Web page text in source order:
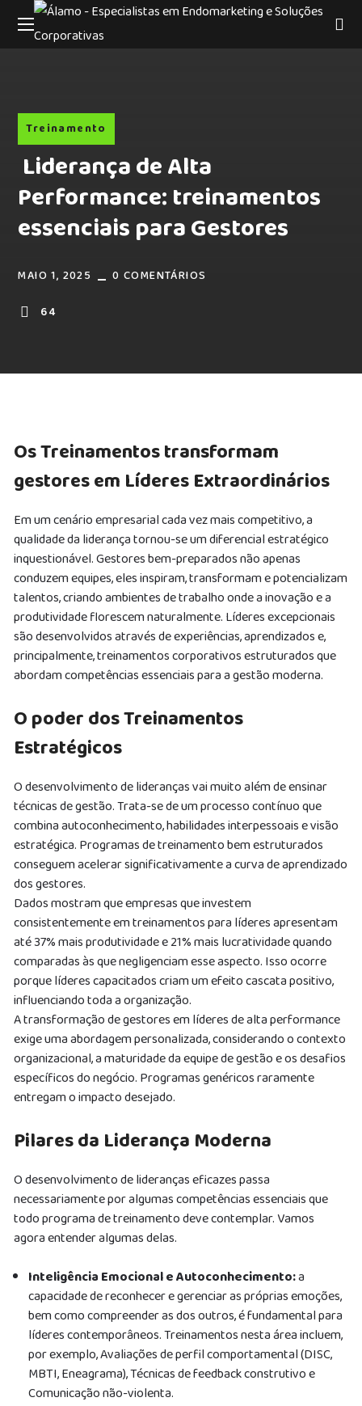
Treinamento
Liderança de Alta
Performance: treinamentos
essenciais para Gestores
MAIO 1, 2025
0 COMENTÁRIOS
64
Os Treinamentos transformam
gestores em Líderes Extraordinários
Em um cenário empresarial cada vez mais competitivo, a
qualidade da liderança tornou-se um diferencial estratégico
inquestionável. Gestores bem-preparados não apenas
conduzem equipes, eles inspiram, transformam e potencializam
talentos, criando ambientes de trabalho onde a inovação e a
produtividade florescem naturalmente. Líderes excepcionais
são desenvolvidos através de experiências, aprendizados e,
principalmente, treinamentos corporativos estruturados que
abordam competências essenciais para a gestão moderna.
O poder dos Treinamentos
Estratégicos
O desenvolvimento de lideranças vai muito além de ensinar
técnicas de gestão. Trata-se de um processo contínuo que
combina autoconhecimento, habilidades interpessoais e visão
estratégica. Programas de treinamento bem estruturados
conseguem acelerar significativamente a curva de aprendizado
dos gestores.
Dados mostram que empresas que investem
consistentemente em treinamentos para líderes apresentam
até 37% mais produtividade e 21% mais lucratividade quando
comparadas às que negligenciam esse aspecto. Isso ocorre
porque líderes capacitados criam um efeito cascata positivo,
influenciando toda a organização.
A transformação de gestores em líderes de alta performance
exige uma abordagem personalizada, considerando o contexto
organizacional, a maturidade da equipe de gestão e os desafios
específicos do negócio. Programas genéricos raramente
entregam o impacto desejado.
Pilares da Liderança Moderna
O desenvolvimento de lideranças eficazes passa
necessariamente por algumas competências essenciais que
todo programa de treinamento deve contemplar. Vamos
agora entender algumas delas.
Inteligência Emocional e Autoconhecimento:a
capacidade de reconhecer e gerenciar as próprias emoções,
bem como compreender as dos outros, é fundamental para
líderes contemporâneos. Treinamentos nesta área incluem,
por exemplo, Avaliações de perfil comportamental (DISC,
MBTI, Eneagrama), Técnicas de feedback construtivo e
Comunicação não-violenta.